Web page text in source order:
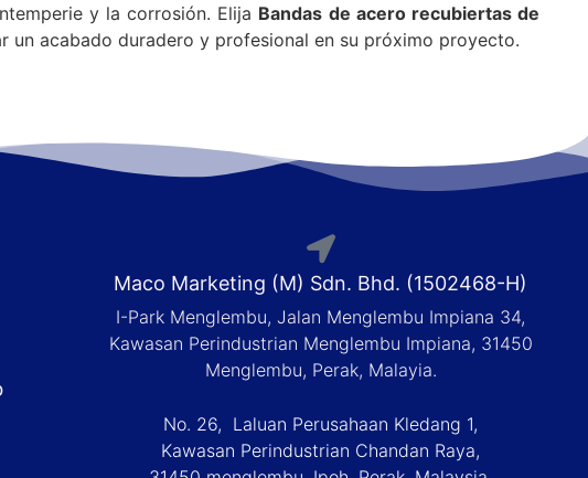
y la corrosión. Elija Bandas de acero recubiertas de
un acabado duradero y profesional en su próximo proyecto.
Maco Marketing (M) Sdn. Bhd. (1502468-H)
I-Park Menglembu, Jalan Menglembu Impiana 34,
Kawasan Perindustrian Menglembu Impiana, 31450
Menglembu, Perak, Malayia.
No. 26, Laluan Perusahaan Kledang 1,
Kawasan Perindustrian Chandan Raya,